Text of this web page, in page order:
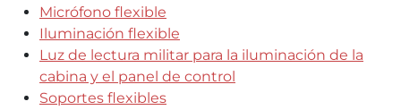
Micrófono flexible
Iluminación flexible
Luz de lectura militar para la iluminación de la
cabina y el panel de control
Soportes flexibles